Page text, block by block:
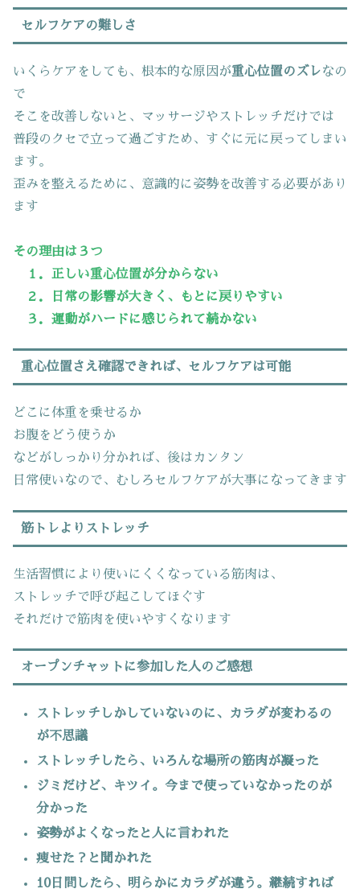
セルフケアの難しさ
いくらケアをしても、根本的な原因が重心位置のズレなの
で
そこを改善しないと、マッサージやストレッチだけでは
普段のクセで立って過ごすため、すぐに元に戻ってしまい
ます。
歪みを整えるために、意識的に姿勢を改善する必要があり
ます
その理由は３つ
１．正しい重心位置が分からない
２．日常の影響が大きく、もとに戻りやすい
３．運動がハードに感じられて続かない
重心位置さえ確認できれば、セルフケアは可能
どこに体重を乗せるか
お腹をどう使うか
などがしっかり分かれば、後はカンタン
日常使いなので、むしろセルフケアが大事になってきます
筋トレよりストレッチ
生活習慣により使いにくくなっている筋肉は、
ストレッチで呼び起こしてほぐす
それだけで筋肉を使いやすくなります
オープンチャットに参加した人のご感想
ストレッチしかしていないのに、カラダが変わるの
が不思議
ストレッチしたら、いろんな場所の筋肉が凝った
ジミだけど、キツイ。今まで使っていなかったのが
分かった
姿勢がよくなったと人に言われた
痩せた？と聞かれた
10日間したら、明らかにカラダが違う。継続すれば